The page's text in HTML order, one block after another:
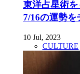
東洋占星術
7/16の運勢を
10 Jul, 2023
CULTURE